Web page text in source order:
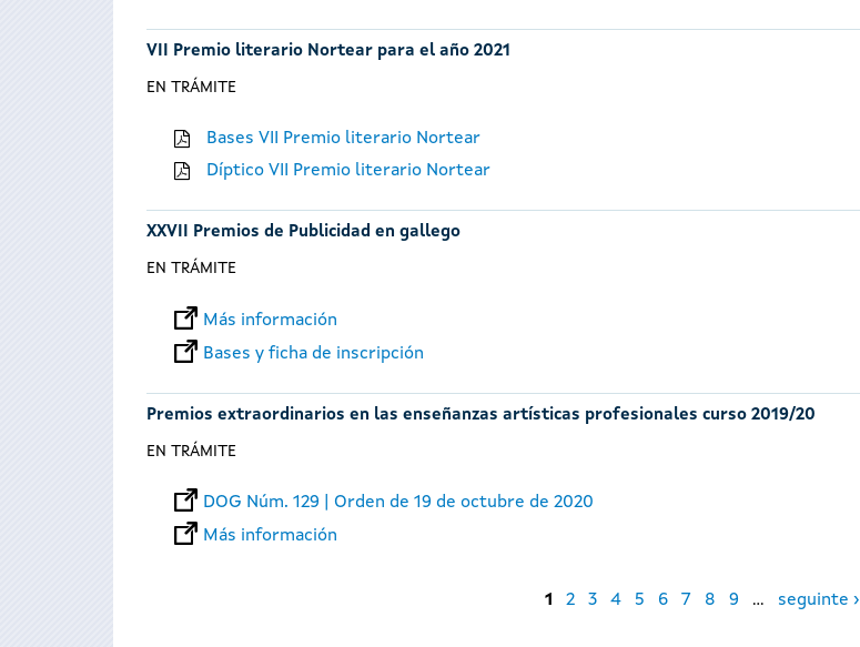
VII Premio literario Nortear para el año 2021
EN TRÁMITE
Bases VII Premio literario Nortear
Díptico VII Premio literario Nortear
XXVII Premios de Publicidad en gallego
EN TRÁMITE
Más información
Bases y ficha de inscripción
Premios extraordinarios en las enseñanzas artísticas profesionales curso 2019/20
EN TRÁMITE
DOG Núm. 129 | Orden de 19 de octubre de 2020
Más información
1 2 3 4 5 6 7 8 9 … seguinte ›